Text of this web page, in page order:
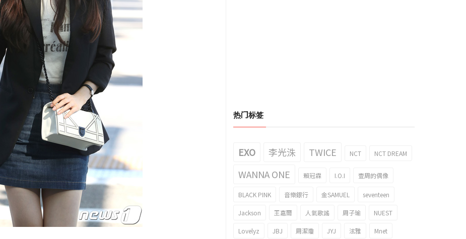
热门标签
EXO 李光洙 TWICE NCT NCT DREAM
WANNA ONE 賴冠霖 I.O.I 壹周的偶像
BLACK PINK 音樂銀行 金SAMUEL seventeen
Jackson 王嘉爾 人氣歌謠 周子瑜 NUEST
Lovelyz JBJ 周潔瓊 JYJ 泫雅 Mnet